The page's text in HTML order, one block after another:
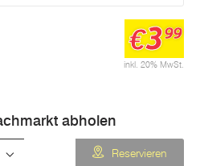
inkl. 20% MwSt.
€399
abholen
Reservieren